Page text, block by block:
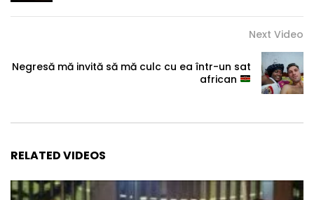
Next Video
Negresă mă invită să mă culc cu ea într-un sat
african
RELATED VIDEOS